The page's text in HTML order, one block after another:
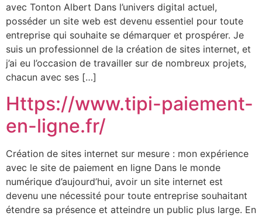
avec Tonton Albert Dans l’univers digital actuel,
posséder un site web est devenu essentiel pour toute
entreprise qui souhaite se démarquer et prospérer. Je
suis un professionnel de la création de sites internet, et
j’ai eu l’occasion de travailler sur de nombreux projets,
chacun avec ses […]
Https://www.tipi-paiement-
en-ligne.fr/
Création de sites internet sur mesure : mon expérience
avec le site de paiement en ligne Dans le monde
numérique d’aujourd’hui, avoir un site internet est
devenu une nécessité pour toute entreprise souhaitant
étendre sa présence et atteindre un public plus large. En